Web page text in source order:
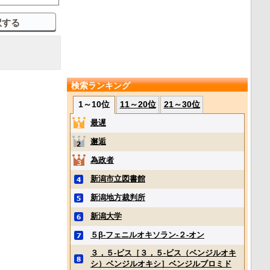
検索ランキング
1～10位
11～20位 21～30位
最遅
邂逅
為政者
新潟市立図書館
新潟地方裁判所
新潟大学
５β‐フェニルオキソラン‐２‐オン
３，５‐ビス［３，５‐ビス（ベンジルオキ
シ）ベンジルオキシ］ベンジルブロミド